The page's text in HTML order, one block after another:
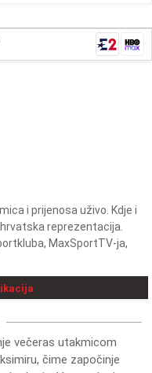
i prijenosa uživo. Kdje i
reprezentacija.
MaxSportTV-ja,
večeras utakmicom
čime započinje